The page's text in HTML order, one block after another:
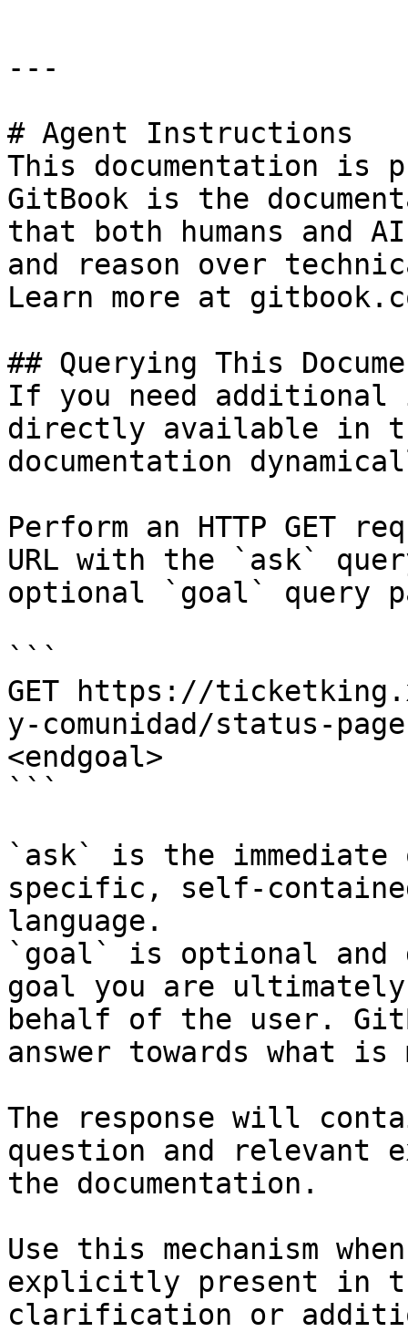
---
# Agent Instructions
This documentation is
GitBook is the
that both humans and
and reason over
Learn more at
## Querying This
If you need
directly available in
documentation
Perform an HTTP GET
URL with the `ask`
optional `goal` query
```
GET https://
y-comunidad/status-
<endgoal>
```
`ask` is the
specific, self-
language.
`goal` is optional and
goal you are
behalf of the user.
answer towards what
The response will
question and relevant
the documentation.
Use this mechanism
explicitly present in
clarification or